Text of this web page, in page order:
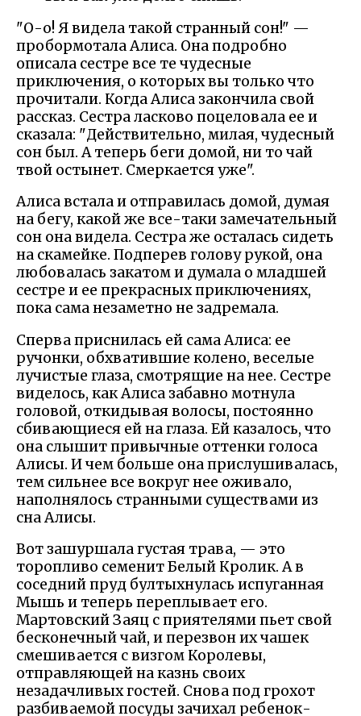
"О-о! Я видела такой странный сон!" —
пробормотала Алиса. Она подробно
описала сестре все те чудесные
приключения, о которых вы только что
прочитали. Когда Алиса закончила свой
рассказ. Сестра ласково поцеловала ее и
сказала: "Действительно, милая, чудесный
сон был. А теперь беги домой, ни то чай
твой остынет. Смеркается уже".
Алиса встала и отправилась домой, думая
на бегу, какой же все-таки замечательный
сон она видела. Сестра же осталась сидеть
на скамейке. Подперев голову рукой, она
любовалась закатом и думала о младшей
сестре и ее прекрасных приключениях,
пока сама незаметно не задремала.
Сперва приснилась ей сама Алиса: ее
ручонки, обхватившие колено, веселые
лучистые глаза, смотрящие на нее. Сестре
виделось, как Алиса забавно мотнула
головой, откидывая волосы, постоянно
сбивающиеся ей на глаза. Ей казалось, что
она слышит привычные оттенки голоса
Алисы. И чем больше она прислушивалась,
тем сильнее все вокруг нее оживало,
наполнялось странными существами из
сна Алисы.
Вот зашуршала густая трава, — это
торопливо семенит Белый Кролик. А в
соседний пруд бултыхнулась испуганная
Мышь и теперь переплывает его.
Мартовский Заяц с приятелями пьет свой
бесконечный чай, и перезвон их чашек
смешивается с визгом Королевы,
отправляющей на казнь своих
незадачливых гостей. Снова под грохот
разбиваемой посуды зачихал ребенок-